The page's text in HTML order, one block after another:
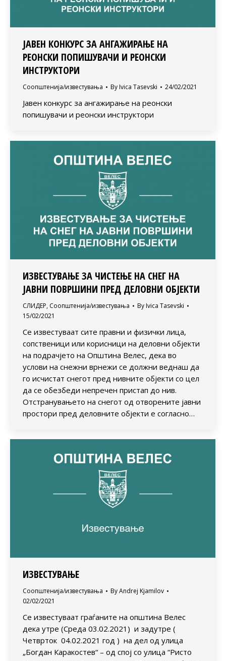
ЈАВЕН КОНКУРС ЗА АНГАЖИРАЊЕ НА
РЕОНСКИ ПОПИШУВАЧИ И РЕОНСКИ
ИНСТРУКТОРИ
Соопштенија/известувања By Ivica Tasevski 24/02/2021
Јавен конкурс за ангажирање на реонски
попишувачи и реонски инструктори
ИЗВЕСТУВАЊЕ ЗА ЧИСТЕЊЕ НА СНЕГ НА
ЈАВНИ ПОВРШИНИ ПРЕД ДЕЛОВНИ ОБЈЕКТИ
СЛИДЕР, Соопштенија/известувања By Ivica Tasevski
15/02/2021
Се известуваат сите правни и физички лица,
сопственици или корисници на деловни објекти
на подрачјето на Општина Велес, дека во
услови на снежни врнежи се должни веднаш да
го исчистат снегот пред нивните објекти со цел
да се обезбеди непречен пристап до нив.
Отстранувањето на снегот од отворените јавни
простори пред деловните објекти е согласно…
ИЗВЕСТУВАЊЕ
Соопштенија/известувања ByAndrej Kjamilov
02/02/2021
Се известуваат граѓаните на општина Велес
дека утре (Среда 03.02.2021) и задутре (
Четврток 04.02.2021 год ) на дел од улица
„Богдан Каракостев“ – од спој со улица “Ристо